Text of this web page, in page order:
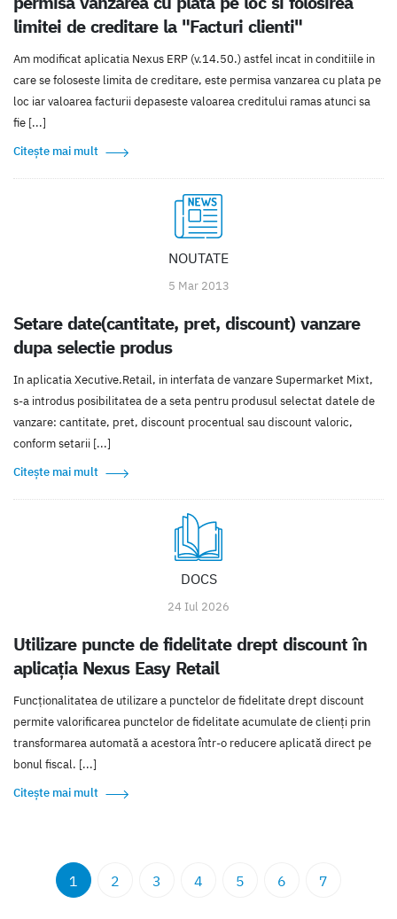
limitei de creditare la "Facturi clienti"
Am modificat aplicatia Nexus ERP (v.14.50.) astfel incat in conditiile in
care se foloseste limita de creditare, este permisa vanzarea cu plata pe
loc iar valoarea facturii depaseste valoarea creditului ramas atunci sa
fie [...]
Citește mai mult
NOUTATE
5 Mar 2013
Setare date(cantitate, pret, discount) vanzare
dupa selectie produs
In aplicatia Xecutive.Retail, in interfata de vanzare Supermarket Mixt,
s-a introdus posibilitatea de a seta pentru produsul selectat datele de
vanzare: cantitate, pret, discount procentual sau discount valoric,
conform setarii [...]
Citește mai mult
DOCS
24 Iul 2026
Utilizare puncte de fidelitate drept discount în
aplicația Nexus Easy Retail
Funcționalitatea de utilizare a punctelor de fidelitate drept discount
permite valorificarea punctelor de fidelitate acumulate de clienți prin
transformarea automată a acestora într-o reducere aplicată direct pe
bonul fiscal. [...]
Citește mai mult
1 2 3 4 5 6 7